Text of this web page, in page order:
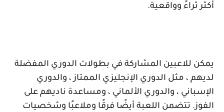
أكثر ثراءً وواقعية.
يمكن للاعبين المشاركة في بطولات الدوري المفضلة
لديهم ، مثل الدوري الإنجليزي الممتاز ، والدوري
الإسباني ، والدوري الألماني ، ومساعدة ناديهم على
الفوز. تتضمن اللعبة أيضًا فرقًا وملاعبًا وشخصيات